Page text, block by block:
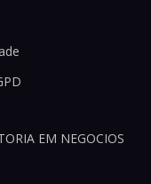
EM NEGOCIOS